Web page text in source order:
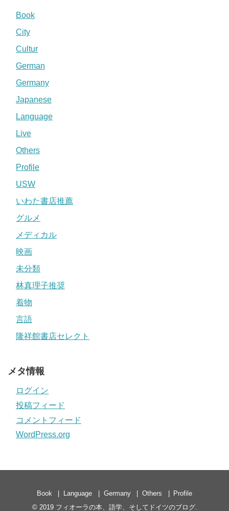
Book
City
Cultur
German
Germany
Japanese
Language
Live
Others
Profile
USW
いわた書店推薦
グルメ
メディカル
映画
未分類
林真理子推奨
着物
言語
隆祥館書店セレクト
メタ情報
ログイン
投稿フィード
コメントフィード
WordPress.org
Book Language Germany Others
Profile
© 2019 フィオーラの本、語学、そしてドイツのブログ.